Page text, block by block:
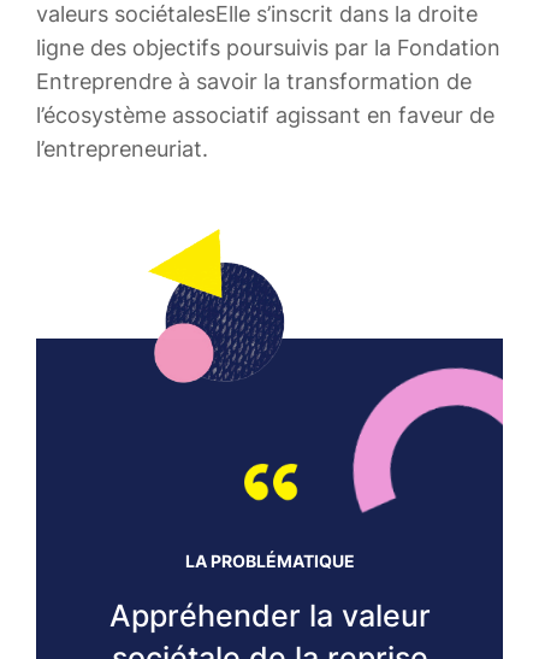
valeurs sociétales​ Elle s’inscrit dans la droite
ligne des objectifs poursuivis par la Fondation
Entreprendre à savoir la transformation de
l’écosystème associatif agissant en faveur de
l’entrepreneuriat. ​
LA PROBLÉMATIQUE
Appréhender la valeur